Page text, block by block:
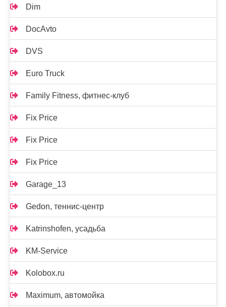
Dim
DocAvto
DVS
Euro Truck
Family Fitness, фитнес-клуб
Fix Price
Fix Price
Fix Price
Garage_13
Gedon, теннис-центр
Katrinshofen, усадьба
KM-Service
Kolobox.ru
Maximum, автомойка